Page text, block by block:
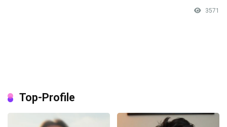
3571
Top-Profile